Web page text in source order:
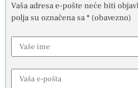
Vaša adresa e-pošte neće biti
polja su označena sa* (obavezno)